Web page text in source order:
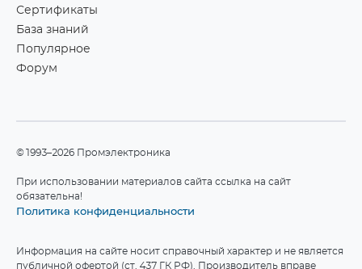
Сертификаты
База знаний
Популярное
Форум
©1993–2026 Промэлектроника
При использовании материалов сайта ссылка на сайт
обязательна!
Политика конфиденциальности
Информация на сайте носит справочный характер и не является
публичной офертой (ст. 437 ГК РФ). Производитель вправе